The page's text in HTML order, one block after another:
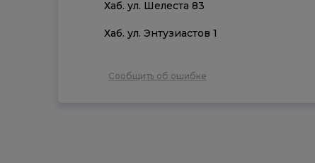
Хаб. ул. Шелеста 83
Хаб. ул. Энтузиастов 1
Сообщить об ошибке